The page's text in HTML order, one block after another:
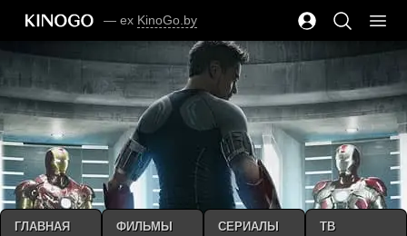
— ex KinoGo.by
ГЛАВНАЯ ФИЛЬМЫ СЕРИАЛЫ ТВ